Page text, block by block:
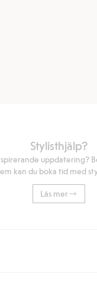
Stylisthjälp?
uppdatering?
kan du boka tid med
Läs mer
500kr med leverans